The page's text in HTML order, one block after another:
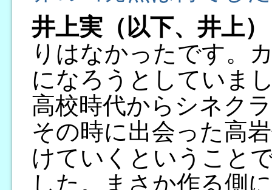
井上実（以下、井上
りはなかったです。
になろうとしていま
高校時代からシネク
その時に出会った高
けていくということ
した。まさか作る側